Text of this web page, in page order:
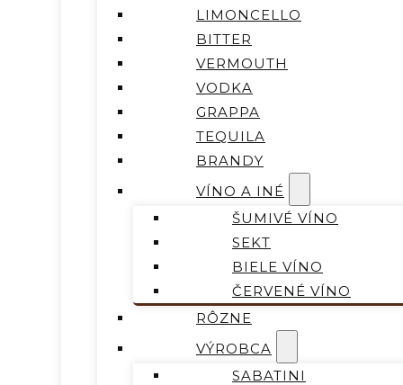
LIMONCELLO
BITTER
VERMOUTH
VODKA
GRAPPA
TEQUILA
BRANDY
VÍNO A INÉ
ŠUMIVÉ VÍNO
SEKT
BIELE VÍNO
ČERVENÉ VÍNO
RÔZNE
VÝROBCA
SABATINI